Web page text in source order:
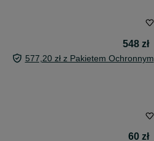
548 zł
577,20 zł z Pakietem Ochronnym
60 zł